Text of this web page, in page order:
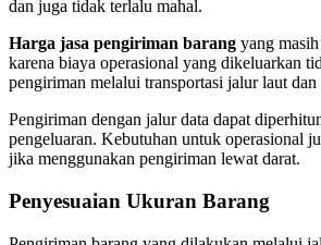
dan juga tidak terlalu mahal.
Harga jasa pengiriman barang yang
karena biaya operasional yang dikeluarkan
pengiriman melalui transportasi jalur laut dan
Pengiriman dengan jalur data dapat
pengeluaran. Kebutuhan untuk operasional
jika menggunakan pengiriman lewat darat.
Penyesuaian Ukuran Barang